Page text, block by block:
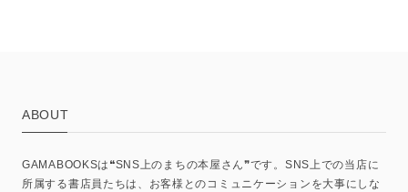
ABOUT
GAMABOOKSは❝SNS上のまちの本屋さん❞です。SNS上での当店に
所属する書店員たちは、お客様とのコミュニケーションを大事にしな